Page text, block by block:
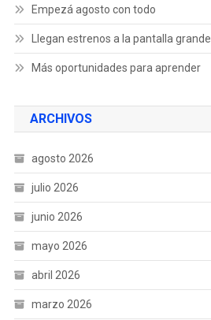
Empezá agosto con todo
Llegan estrenos a la pantalla grande
Más oportunidades para aprender
ARCHIVOS
agosto 2026
julio 2026
junio 2026
mayo 2026
abril 2026
marzo 2026